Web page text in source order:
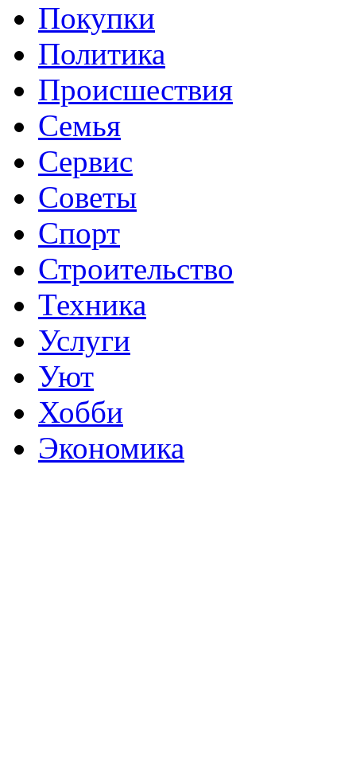
Покупки
Политика
Происшествия
Семья
Сервис
Советы
Спорт
Строительство
Техника
Услуги
Уют
Хобби
Экономика